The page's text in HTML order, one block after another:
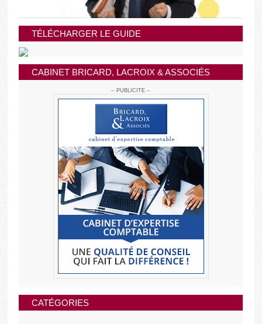
TÉLÉCHARGER LE GUIDE
CABINET BRICARD, LACROIX & ASSOCIÉS
-- PUBLICITE --
CATÉGORIES